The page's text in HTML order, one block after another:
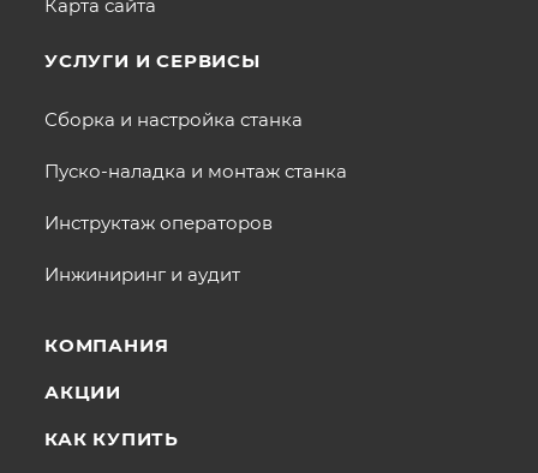
Карта сайта
УСЛУГИ И СЕРВИСЫ
Сборка и настройка станка
Пуско-наладка и монтаж станка
Инструктаж операторов
Инжиниринг и аудит
КОМПАНИЯ
АКЦИИ
КАК КУПИТЬ